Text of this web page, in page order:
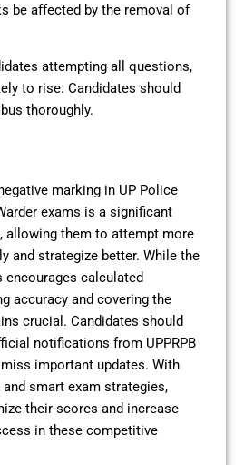
be affected by the removal of
attempting all questions,
to rise. Candidates should
thoroughly.
marking in UP Police
exams is a significant
allowing them to attempt more
and strategize better. While the
encourages calculated
accuracy and covering the
crucial. Candidates should
notifications from UPPRPB
important updates. With
smart exam strategies,
their scores and increase
in these competitive